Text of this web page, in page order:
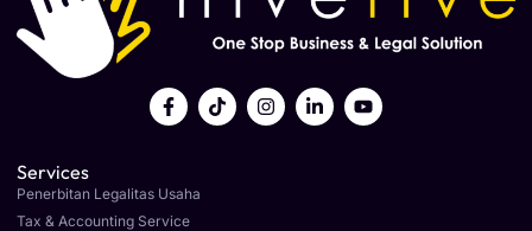
Services
Penerbitan Legalitas Usaha
Tax & Accounting Service